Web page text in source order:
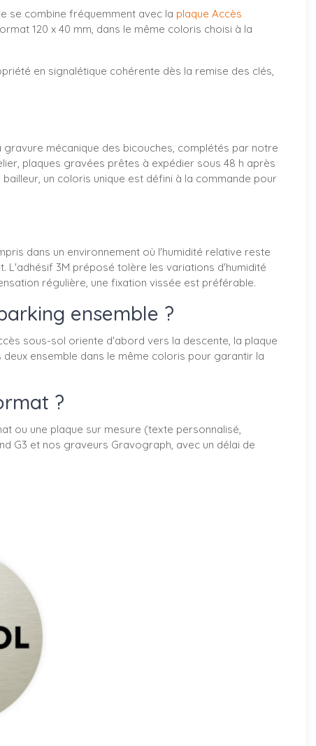
se combine fréquemment avec la plaque Accès
120 x 40 mm, dans le même coloris choisi à la
en signalétique cohérente dès la remise des clés,
mécanique des bicouches, complétés par notre
plaques gravées prêtes à expédier sous 48 h après
un coloris unique est défini à la commande pour
dans un environnement où l'humidité relative reste
L'adhésif 3M préposé tolère les variations d'humidité
régulière, une fixation vissée est préférable.
ensemble ?
sous-sol oriente d'abord vers la descente, la plaque
ensemble dans le même coloris pour garantir la
?
ou une plaque sur mesure (texte personnalisé,
G3 et nos graveurs Gravograph, avec un délai de